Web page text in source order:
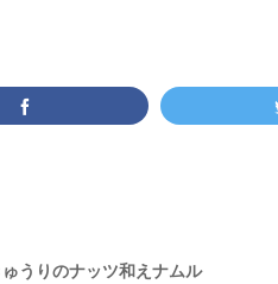
うりのナッツ和えナムル